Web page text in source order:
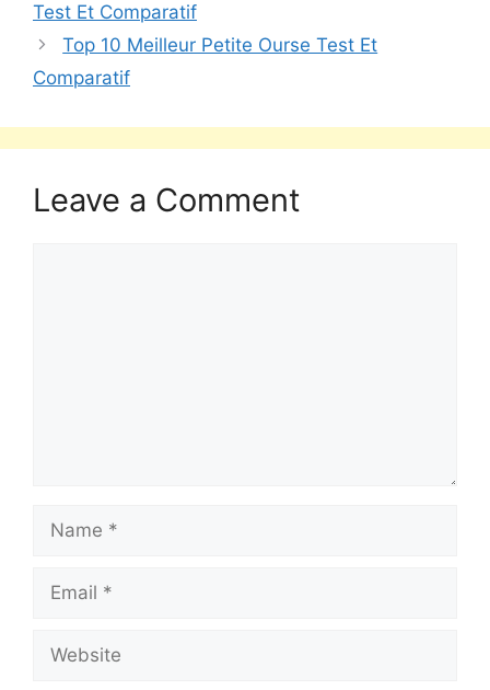
Test Et Comparatif
Top 10 Meilleur Petite Ourse Test Et
Comparatif
Leave a Comment